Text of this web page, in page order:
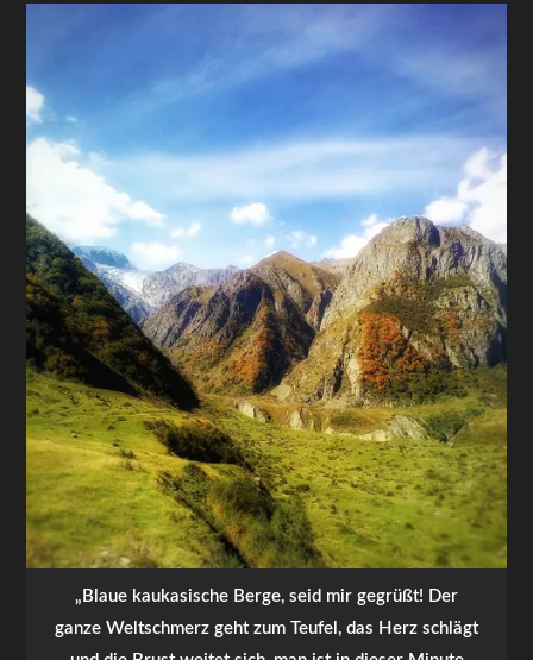
„Blaue kaukasische Berge, seid mir gegrüßt! Der
ganze Weltschmerz geht zum Teufel, das Herz schlägt